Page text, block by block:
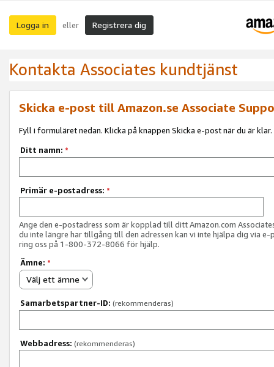
Logga in eller Registrera dig
Kontakta Associates kundtjänst
Skicka e-post till Amazon.se Associate
Fyll i formuläret nedan. Klicka på knappen Skicka e-post när du är klar.
Ditt namn: *
Primär e-postadress: *
Ange den e-postadress som är kopplad till ditt Amazon.com
du inte längre har tillgång till den adressen kan vi inte hjälpa dig via e-
ring oss på 1-800-372-8066 för hjälp.
Ämne: *
Välj ett ämne
Samarbetspartner-ID: (rekommenderas)
Webbadress: (rekommenderas)